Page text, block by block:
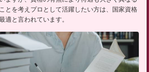
とを考えプロとして活躍したい方は、国家資格
適と言われています。